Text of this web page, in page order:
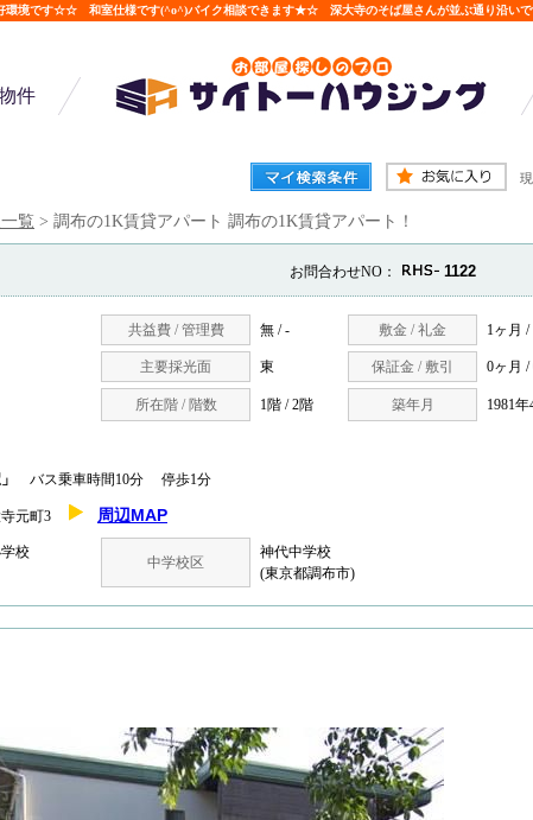
環境です☆☆ 和室仕様です(^o^)バイク相談できます★☆ 深大寺のそば屋さんが並ぶ通り沿いで
件
覧 > 調布の1K賃貸アパート 調布の1K賃貸アパート！
お問合わせNO： 1122
共益費 / 管理費 無 / - 敷金 / 礼金 1ヶ月 /
主要採光面 東 保証金 / 敷引 0ヶ月 /
所在階 / 階数 1階 / 2階 築年月 1981
バス乗車時間10分 停歩1分
寺元町3 周辺MAP
校
中学校区
神代中学校
(東京都調布市)